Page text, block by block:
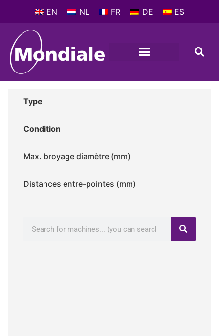
EN NL FR DE ES
Type
Condition
Max. broyage diamètre (mm)
Distances entre-pointes (mm)